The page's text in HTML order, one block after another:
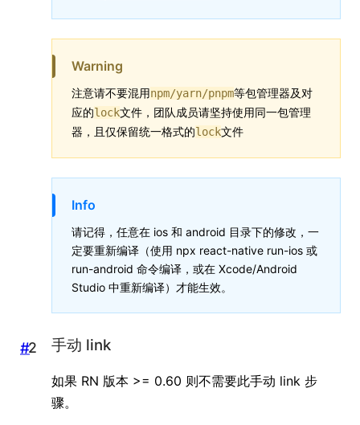
Warning
注意请不要混用npm/yarn/pnpm等包管理器及对
应的lock文件，团队成员请坚持使用同一包管理
器，且仅保留统一格式的lock文件
Info
请记得，任意在 ios 和 android 目录下的修改，一
定要重新编译（使用 npx react-native run-ios 或
run-android 命令编译，或在 Xcode/Android
Studio 中重新编译）才能生效。
# 手动 link
如果 RN 版本 >= 0.60 则不需要此手动 link 步
骤。